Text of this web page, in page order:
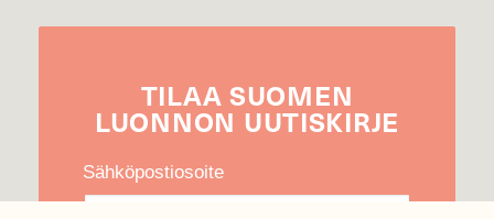
TILAA SUOMEN
LUONNON UUTIS­KIRJE
Sähköpostiosoite